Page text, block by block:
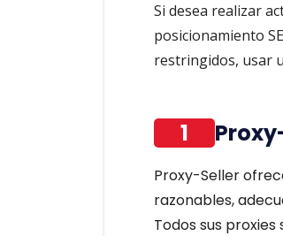
Si desea realizar
posicionamiento
restringidos, usar
1
Proxy-Seller
razonables,
Todos sus